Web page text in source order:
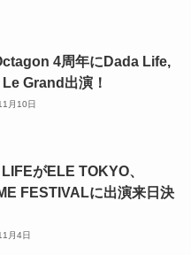
4周年にDada Life,
Grand出演！
月10日
がELE TOKYO、
FESTIVALに出演来日決
月4日